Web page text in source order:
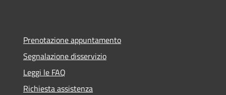
Prenotazione appuntamento
Segnalazione disservizio
Leggi le FAQ
Richiesta assistenza